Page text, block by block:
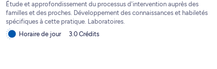
Étude et approfondissement du processus d'intervention auprès des
familles et des proches. Développement des connaissances et habiletés
spécifiques à cette pratique. Laboratoires.
Horaire de jour
3.0 Crédits